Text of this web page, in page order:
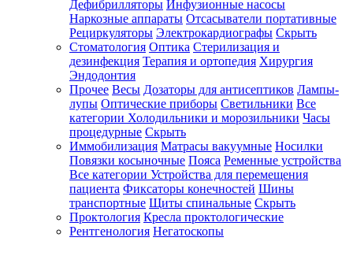
Дефибрилляторы Инфузионные насосы
Наркозные аппараты Отсасыватели портативные
Рециркуляторы Электрокардиографы Скрыть
Стоматология Оптика Стерилизация и
дезинфекция Терапия и ортопедия Хирургия
Эндодонтия
Прочее Весы Дозаторы для антисептиков Лампы-
лупы Оптические приборы Светильники Все
категории Холодильники и морозильники Часы
процедурные Скрыть
Иммобилизация Матрасы вакуумные Носилки
Повязки косыночные Пояса Ременные устройства
Все категории Устройства для перемещения
пациента Фиксаторы конечностей Шины
транспортные Щиты спинальные Скрыть
Проктология Кресла проктологические
Рентгенология Негатоскопы